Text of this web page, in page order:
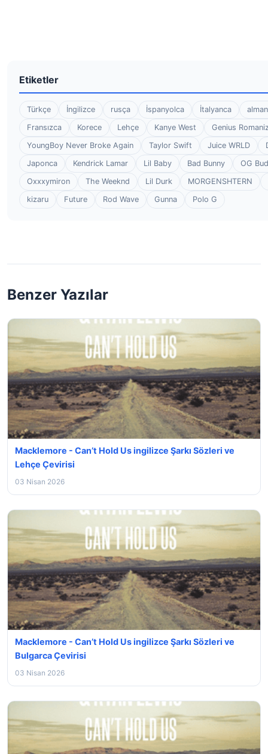
Etiketler
Türkçe İngilizce rusça İspanyolca İtalyanca
Fransızca
Korece Lehçe Kanye West
Genius
YoungBoy Never Broke Again
Taylor Swift Juice WRLD
Japonca
Kendrick Lamar Lil Baby Bad Bunny
OG
Oxxxymiron
The Weeknd Lil Durk
MORGENSHTERN
kizaru
Future Rod Wave Gunna Polo G
Benzer Yazılar
Macklemore - Can’t Hold Us ingilizce Şarkı Sözleri ve
Lehçe Çevirisi
03 Nisan 2026
Macklemore - Can’t Hold Us ingilizce Şarkı Sözleri ve
Bulgarca Çevirisi
03 Nisan 2026